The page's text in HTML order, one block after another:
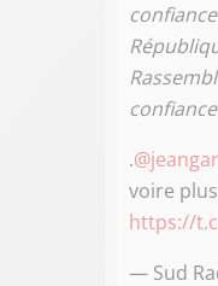
.
voire
https://
— Sud